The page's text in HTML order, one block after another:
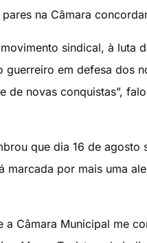
na Câmara
sindical, à luta
em defesa dos
novas conquistas”,
que dia 16 de agosto
por mais uma
Câmara Municipal me